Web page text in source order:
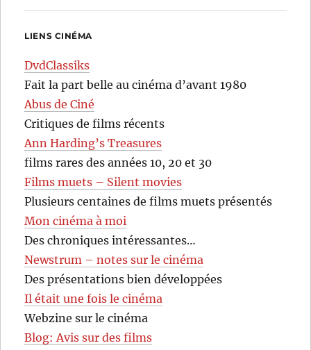
LIENS CINÉMA
DvdClassiks
Fait la part belle au cinéma d’avant 1980
Abus de Ciné
Critiques de films récents
Ann Harding’s Treasures
films rares des années 10, 20 et 30
Films muets – Silent movies
Plusieurs centaines de films muets présentés
Mon cinéma à moi
Des chroniques intéressantes…
Newstrum – notes sur le cinéma
Des présentations bien développées
Il était une fois le cinéma
Webzine sur le cinéma
Blog: Avis sur des films